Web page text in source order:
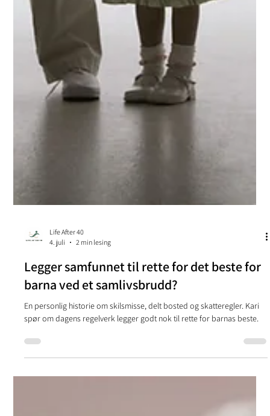
4. juli
2 min lesing
Legger samfunnet til rette for det beste for
barna ved et samlivsbrudd?
spør om dagens regelverk legger godt nok til rette for barnas beste.